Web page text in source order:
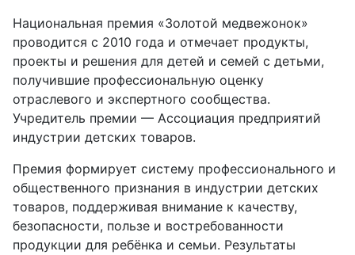
Национальная премия «Золотой медвежонок»
проводится с 2010 года и отмечает продукты,
проекты и решения для детей и семей с детьми,
получившие профессиональную оценку
отраслевого и экспертного сообщества.
Учредитель премии — Ассоциация предприятий
индустрии детских товаров.
Премия формирует систему профессионального и
общественного признания в индустрии детских
товаров, поддерживая внимание к качеству,
безопасности, пользе и востребованности
продукции для ребёнка и семьи. Результаты